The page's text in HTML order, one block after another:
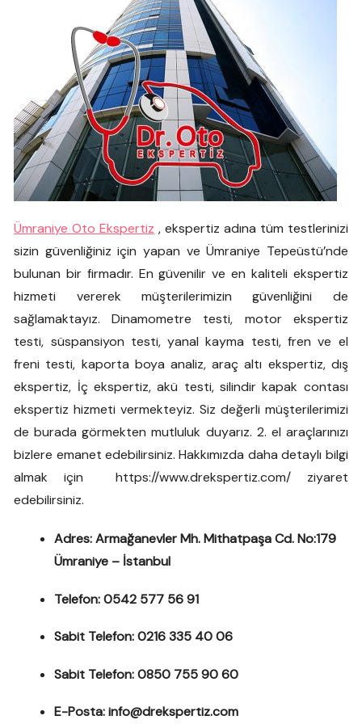
Ümraniye Oto Ekspertiz , ekspertiz adına tüm testlerinizi
sizin güvenliğiniz için yapan ve Ümraniye Tepeüstü’nde
bulunan bir firmadır. En güvenilir ve en kaliteli ekspertiz
hizmeti vererek müşterilerimizin güvenliğini de
sağlamaktayız. Dinamometre testi, motor ekspertiz
testi, süspansiyon testi, yanal kayma testi, fren ve el
freni testi, kaporta boya analiz, araç altı ekspertiz, dış
ekspertiz, İç ekspertiz, akü testi, silindir kapak contası
ekspertiz hizmeti vermekteyiz. Siz değerli müşterilerimizi
de burada görmekten mutluluk duyarız. 2. el araçlarınızı
bizlere emanet edebilirsiniz. Hakkımızda daha detaylı bilgi
almak için https://www.drekspertiz.com/ ziyaret
edebilirsiniz.
Adres: Armağanevler Mh. Mithatpaşa Cd. No:179
Ümraniye – İstanbul
Telefon: 0542 577 56 91
Sabit Telefon: 0216335 40 06
Sabit Telefon: 0850 755 90 60
E-Posta: info@drekspertiz.com